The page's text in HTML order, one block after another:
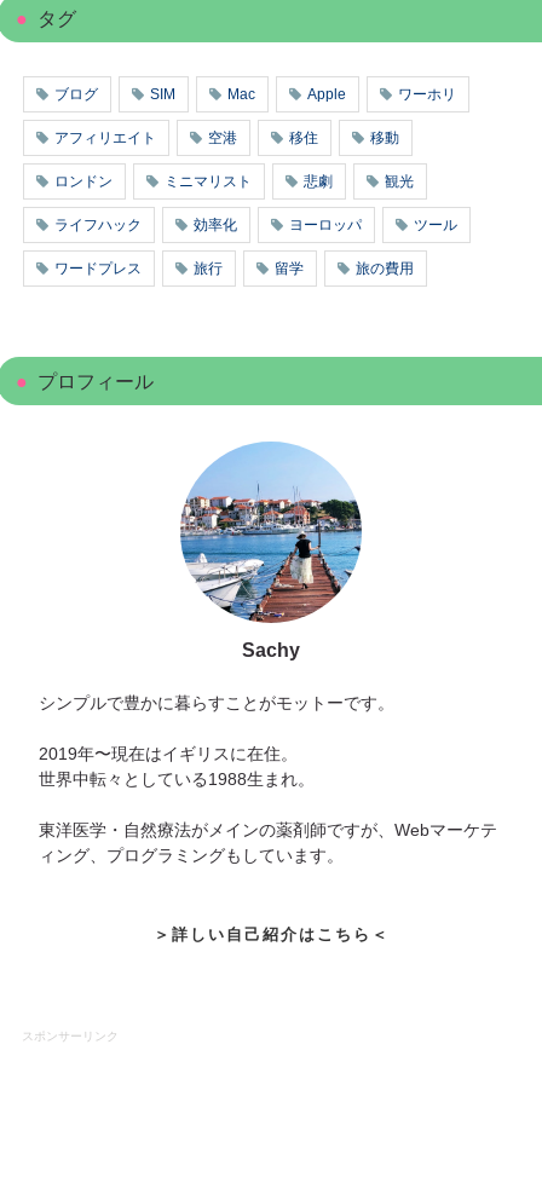
タグ
ブログ SIM Mac Apple ワーホリ
アフィリエイト 空港 移住 移動
ロンドン ミニマリスト 悲劇 観光
ライフハック 効率化 ヨーロッパ ツール
ワードプレス 旅行 留学 旅の費用
プロフィール
Sachy
シンプルで豊かに暮らすことがモットーです。
2019年〜現在はイギリスに在住。
世界中転々としている1988生まれ。
東洋医学・自然療法がメインの薬剤師ですが、Webマーケテ
ィング、プログラミングもしています。
＞詳しい自己紹介はこちら＜
スポンサーリンク